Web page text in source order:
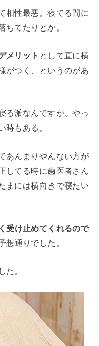
相性最悪。寝てる間に
ちてたりとか。
メリット として直に横
がつく、というのがあ
る派なんですが、やっ
時もある。
あんまりやんない方が
してる時に歯医者さん
まには横向きで寝たい
受け止めてくれるので
想通りでした。
た。